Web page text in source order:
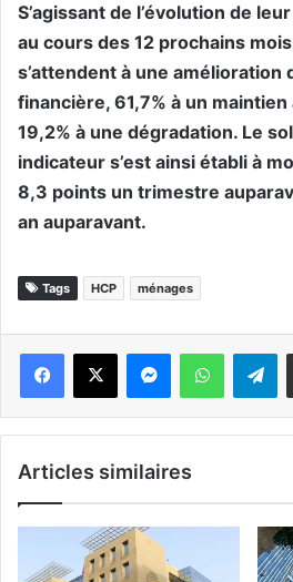
S’agissant de l’évolution de
au cours des 12 prochains
s’attendent à une amélioration
financière, 61,7% à un
19,2% à une dégradation. Le
indicateur s’est ainsi établi à
8,3 points un trimestre
an auparavant.
Tags HCP ménages
WhatsApp Telegram
Articles similaires